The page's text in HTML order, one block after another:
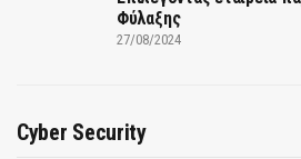
Φύλαξης
27/08/2024
Cyber Security